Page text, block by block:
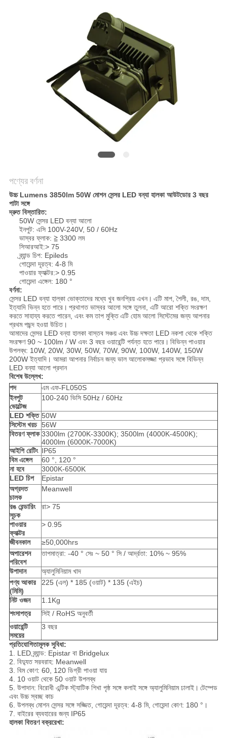
PRIVACY
পণ্যের বর্ণনা
উচ্চ Lumens 3850lm 50W মোশন সেন্সর LED বন্যা হালকা আউটডোর 3 বছর
পাটা সঙ্গে
দ্রুত বিস্তারিত:
50W সেন্সর LED বন্যা আলো
ইনপুট: এসি 100V-240V, 50 / 60Hz
ভাস্বর ফ্লাক: ≧ 3300 লম
সিআরআই:> 75
ব্র্যান্ড চিপ: Epileds
গোয়েন্দা দূরত্ব: 4-8 মি
পাওয়ার ফ্যাক্টর:> 0.95
গোয়েন্দা এঙ্গেল: 180 °
বর্ণনা:
সেন্সর LED বন্যা হাল্কা ভোক্তাদের মধ্যে খুব জনপ্রিয় এখন। এটি মাপ, শৈলী, রঙ, দাম,
ইত্যাদি ভিন্ন হতে পারে। প্রথাগত ভাস্বর আলো সঙ্গে তুলনা, এটি আরো শক্তি সংরক্ষণ
করতে সাহায্য করতে পারেন, এবং কম তাপ মুক্তিএটি হোম আলো সিস্টেমের জন্য আপনার
প্রথম পছন্দ হওয়া উচিত।
আমাদের সেন্সর LED বন্যা হালকা বাস্তব সঞ্চয় এবং উচ্চ দক্ষতা LED নকশা থেকে শক্তি
সংরক্ষণ 90 ~ 100lm / W এবং 3 বছর ওয়ারেন্টি পর্যন্ত হতে পারে। বিভিন্ন পাওয়ার
উপলব্ধ: 10W, 20W, 30W, 50W, 70W, 90W, 100W, 140W, 150W
200W ইত্যাদি। আমরা আপনার নির্বাচন জন্য ভাল আলোকসজ্জা প্রভাব সঙ্গে বিভিন্ন
LED বন্যা আলো প্রদান
বিশেষ উল্লেখ:
পদ
এম এফ-FL050S
ইনপুট
ভোল্টেজ
100-240 ভিসি 50Hz / 60Hz
LED শক্তি 50W
সিস্টেম খরচ 56W
বিতরণ ফ্লাক 3300lm (2700K-3300K); 3500lm (4000K-4500K);
4000lm (6000K-7000K)
আইপি রেটিং IP65
বিম এঙ্গেল
60 °, 120 °
না হবে
3000K-6500K
LED চিপ
Epistar
অগ্রদত
চালক
Meanwell
রঙ রেন্ডারিং
সূচক
রা> 75
পাওয়ার
ফ্যাক্টর
> 0.95
জীবনকাল
≥50,000hrs
অপারেশন
পরিবেশ
তাপমাত্রা: -40 ° সেঃ ~ 50 ° সি / আর্দ্রতা: 10% ~ 95%
উপাদান
অ্যালুমিনিয়াম খাদ
পণ্য আকার
(মিমি)
225 (এল) * 185 (ওয়াট) * 135 (এইচ)
নিট ওজন
1.1Kg
শংসাপত্র
সিই / RoHS অনুবর্তী
ওয়ারেন্টি
সময়ের
3 বছর
প্রতিযোগিতামূলক সুবিধা:
1. LED ব্র্যান্ড: Epistar বা Bridgelux
2. বিদ্যুত সরবরাহ: Meanwell
3. বিম কোণ: 60, 120 ডিগ্রী পাওয়া যায়
4. 10 ওয়াট থেকে 50 ওয়াট উপলব্ধ
5. উপাদান: বিরোধী এন্টিক স্ট্যাটিক শিখা পৃষ্ঠ সঙ্গে কলাই সঙ্গে অ্যালুমিনিয়াম ঢালাই। টেম্পেড
এবং উচ্চ স্বচ্ছ কাচ
6. উপলব্ধ মোশন সেন্সর সঙ্গে সজ্জিত, গোয়েন্দা দূরত্ব: 4-8 মি, গোয়েন্দা কোণ: 180 °।
7. বাইরের ব্যবহারের জন্য IP65
হালকা বিতরণ বক্ররেখা: